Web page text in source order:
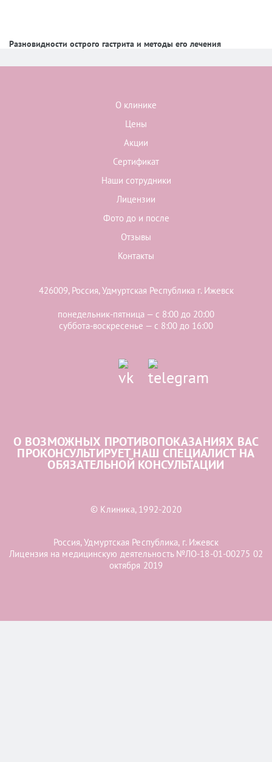
Разновидности острого гастрита и методы его лечения
О клинике
Цены
Акции
Сертификат
Наши сотрудники
Лицензии
Фото до и после
Отзывы
Контакты
426009, Россия, Удмуртская Республика г. Ижевск
понедельник-пятница — с 8:00 до 20:00
суббота-воскресенье — с 8:00 до 16:00
О ВОЗМОЖНЫХ ПРОТИВОПОКАЗАНИЯХ ВАС
ПРОКОНСУЛЬТИРУЕТ НАШ СПЕЦИАЛИСТ НА
ОБЯЗАТЕЛЬНОЙ КОНСУЛЬТАЦИИ
© Клиника, 1992-2020
Россия, Удмуртская Республика, г. Ижевск
Лицензия на медицинскую деятельность №ЛО-18-01-00275 02
октября 2019